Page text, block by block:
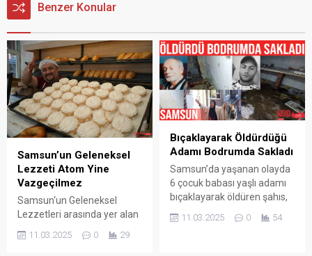
Benzer Konular
Samsun’un Geleneksel
Lezzeti Atom Yine
Vazgeçilmez
Samsun‘un Geleneksel
Lezzetleri arasında yer alan
ayında da İftar Sofraları
11.03.2025 0 29
Bıçaklayarak Öldürdüğü
Adamı Bodrumda Sakladı
Samsun’da yaşanan olayda
6 çocuk babası yaşlı adamı
bıçaklayarak öldüren şahıs,
cesedi 4 gün boyunca
babasının evinin
11.03.2025 0 54